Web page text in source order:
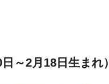
～2月18日生まれ）